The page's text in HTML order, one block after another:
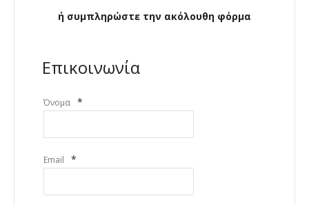
ή συμπληρώστε την ακόλουθη φόρμα
Επικοινωνία
Όνομα *
Email *